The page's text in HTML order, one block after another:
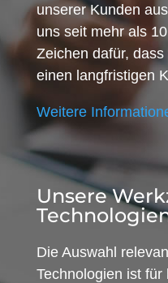
unserer Kunden
uns seit mehr als
Zeichen dafür,
einen langfristigen
Weitere
Unsere
Die Auswahl
Technologien ist für